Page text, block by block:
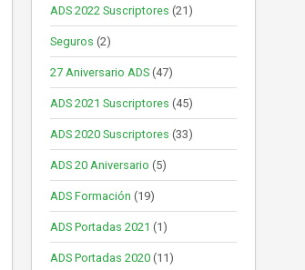
ADS 2022 Suscriptores (21)
Seguros (2)
27 Aniversario ADS(47)
ADS 2021 Suscriptores (45)
ADS 2020 Suscriptores (33)
ADS 20 Aniversario (5)
ADS Formación (19)
ADS Portadas 2021 (1)
ADS Portadas 2020(11)